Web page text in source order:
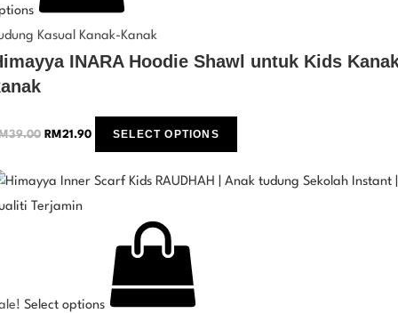
Kasual Kanak-Kanak
INARA Hoodie Shawl untuk Kids
39.00 RM 21.90 SELECT OPTIONS
Select options